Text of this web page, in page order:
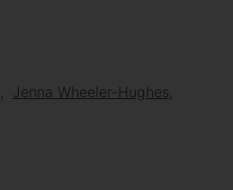
Jenna Wheeler-Hughes